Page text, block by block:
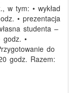
w tym: • wykład
• prezentacja
studenta –
•
do
godz. Razem: